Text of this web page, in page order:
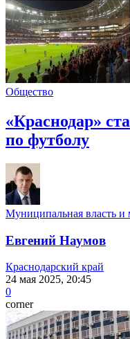
Общество
«Краснодар»
по футболу
Муниципальная власть и
Евгений Наумов
Краснодарский край
24 мая 2025, 20:45
0
corner